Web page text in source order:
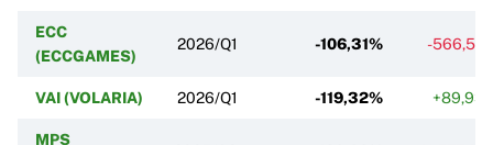
ECC
(ECCGAMES)
2026/Q1 -106,31% -
VAI (VOLARIA) 2026/Q1 -119,32%
MPS